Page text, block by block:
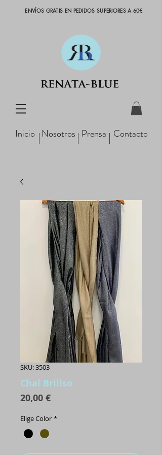
ENVÍOS GRATIS EN PEDIDOS SUPERIORES A 60€
Inicio Nosotros Prensa Contacto
SKU: 3503
Chal Brillso
20,00 €Precio
Elige Color *